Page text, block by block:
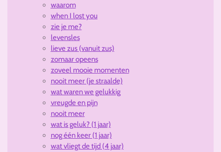
waarom
when I lost you
zie je me?
levensles
lieve zus (vanuit zus)
zomaar opeens
zoveel mooie momenten
nooit meer (je straalde)
wat waren we gelukkig
vreugde en pijn
nooit meer
wat is geluk? (1 jaar)
nog één keer (1 jaar)
wat vliegt de tijd (4 jaar)